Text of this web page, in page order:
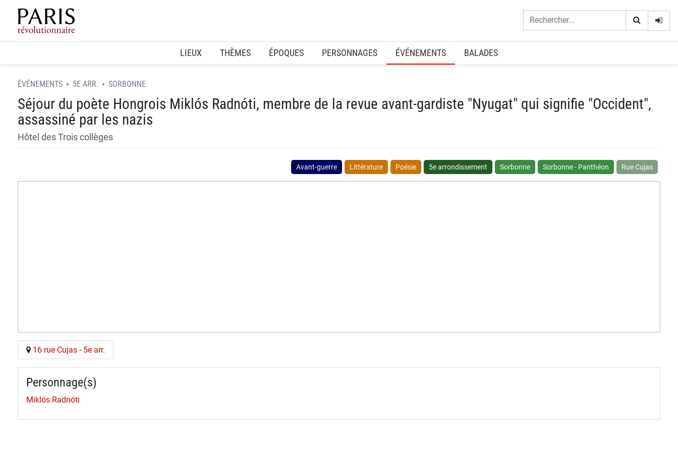
Home
LIEUX THÈMES ÉPOQUES PERSONNAGES ÉVÉNEMENTS BALADES
ÉVÉNEMENTS 5E ARR. SORBONNE
Séjour du poète Hongrois Miklós Radnóti, membre de la revue avant-gardiste "Nyugat" qui signifie "Occident",
assassiné par les nazis
Hôtel des Trois collèges
Avant-guerre Littérature Poésie 5e arrondissement Sorbonne Sorbonne - Panthéon Rue Cujas
16 rue Cujas - 5e arr.
Personnage(s)
Miklós Radnóti